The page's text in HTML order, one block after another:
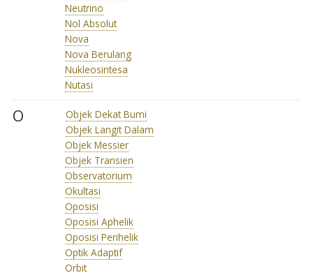
Neutrino
Nol Absolut
Nova
Nova Berulang
Nukleosintesa
Nutasi
O
Objek Dekat Bumi
Objek Langit Dalam
Objek Messier
Objek Transien
Observatorium
Okultasi
Oposisi
Oposisi Aphelik
Oposisi Perihelik
Optik Adaptif
Orbit